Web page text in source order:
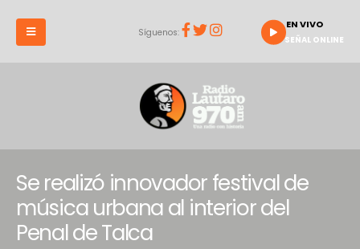
Síguenos:
EN VIVO
SEÑAL ONLINE
Se realizó innovador festival de
música urbana al interior del
Penal de Talca